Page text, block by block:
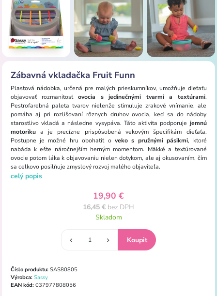
Zábavná vkladačka Fruit Funn
Plastová nádobka, určená pre malých prieskumníkov, umožňuje dieťaťu
objavovať rozmanitosťovocia s jedinečnými tvarmi a textúrami.
Pestrofarebná paleta tvarov nielenže stimuluje zrakové vnímanie, ale
pomáha aj pri rozlišovaní rôznych druhov ovocia, keď sa do nádoby
starostlivo vkladá a následne vysypáva. Táto aktivita podporuje jemnú
motorikua je precízne prispôsobená vekovým špecifikám dieťaťa.
Postupne je možné hru obohatiť o veko s pružnými pásikmi, ktoré
nabáda k ešte náročnejším herným momentom. Mäkké a textúrované
ovocie potom láka k objavovaniu nielen dotykom, ale aj okusovaním, čím
sa celkovo posilňuje zmyslový rozvoj malého objaviteľa.
celý popis
19,90 €
16,45 € bez DPH
Skladom
Číslo produktu:SAS80805
Výrobca: Sassy
EAN kód:037977808056